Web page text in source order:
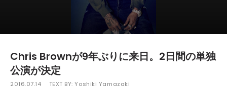
Chris Brownが9年ぶりに来日。2日間の単独
公演が決定
2016.07.14 TEXT BY:Yoshiki Yamazaki